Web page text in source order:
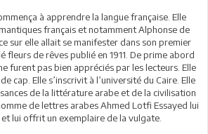
à apprendre la langue française. Elle
français et notamment Alphonse de
sur elle allait se manifester dans son premier
fleurs de rêves publié en 1911. De prime abord
furent pas bien appréciés par les lecteurs. Elle
cap. Elle s’inscrivit à l’université du Caire. Elle
de la littérature arabe et de la civilisation
de lettres arabes Ahmed Lotfi Essayed lui
lui offrit un exemplaire de la vulgate.